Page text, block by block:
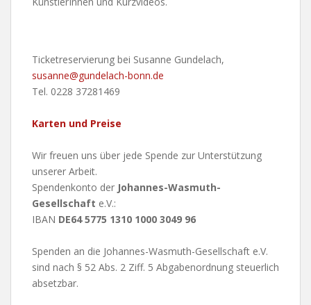
Ticketreservierung bei Susanne Gundelach,
susanne@gundelach-bonn.de
Tel. 0228 37281469
Karten und Preise
Wir freuen uns über jede Spende zur Unterstützung
unserer Arbeit.
Spendenkonto der Johannes-Wasmuth-
Gesellschaft e.V.:
IBAN DE64 5775 1310 1000 3049 96
Spenden an die Johannes-Wasmuth-Gesellschaft e.V.
sind nach § 52 Abs. 2 Ziff. 5 Abgabenordnung steuerlich
absetzbar.